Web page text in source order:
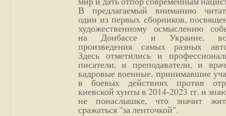
В предлагаемый вниманию
один из первых сборников,
художественному осмыслению
на Донбассе и Украине,
произведения самых разных
Здесь отметились и
писатели, и преподаватели, и
кадровые военные, принимавшие
в боевых действиях против
киевской хунты в 2014-2023 гг. и
не понаслышке, что значит
сражаться "за ленточкой".